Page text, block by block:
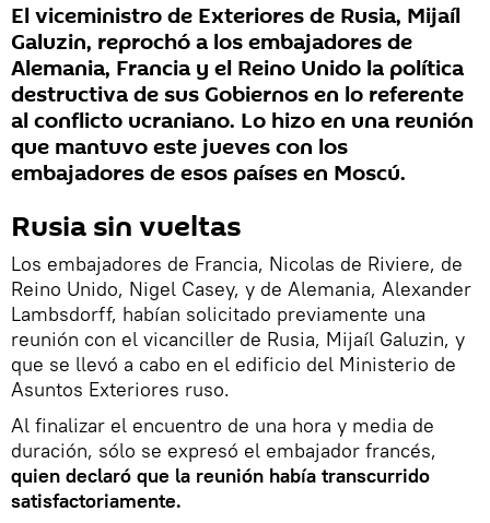
El viceministro de Exteriores de Rusia, Mijaíl
Galuzin, reprochó a los embajadores de
Alemania, Francia y el Reino Unido la política
destructiva de sus Gobiernos en lo referente
al conflicto ucraniano. Lo hizo en una reunión
que mantuvo este jueves con los
embajadores de esos países en Moscú.
Rusia sin vueltas
Los embajadores de Francia, Nicolas de Riviere, de
Reino Unido, Nigel Casey, y de Alemania, Alexander
Lambsdorff, habían solicitado previamente una
reunión con el vicanciller de Rusia, Mijaíl Galuzin, y
que se llevó a cabo en el edificio del Ministerio de
Asuntos Exteriores ruso.
Al finalizar el encuentro de una hora y media de
duración, sólo se expresó el embajador francés,
quien declaró que la reunión había transcurrido
satisfactoriamente.